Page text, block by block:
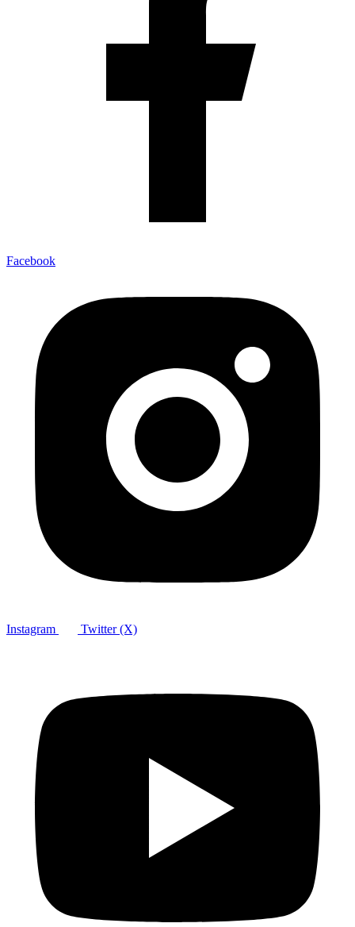
Facebook
Instagram Twitter (X)